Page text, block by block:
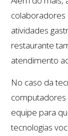
colaboradores
atividades
restaurante
atendimento
No caso da
computadores
equipe para
tecnologias